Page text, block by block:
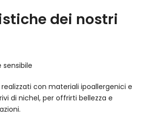
dei nostri
sensibile
con materiali ipoallergenici e
di nichel, per offrirti bellezza e